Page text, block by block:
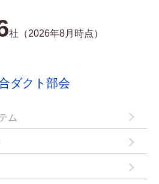
社（2026年8月時点）
ダクト部会
ム